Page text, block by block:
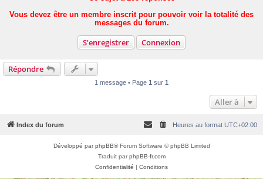
Vous devez être un membre inscrit pour pouvoir voir la totalité des
messages du forum.
S’enregistrer Connexion
Répondre
1 message • Page 1 sur 1
Aller à
Index du forum Heures au format UTC+02:00
Développé parphpBB® Forum Software © phpBB Limited
Traduit parphpBB-fr.com
Confidentialité
Conditions